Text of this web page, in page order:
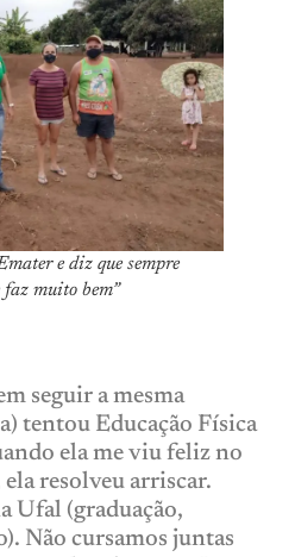
e diz que sempre
faz muito bem”
seguir a mesma
tentou Educação Física
ela me viu feliz no
resolveu arriscar.
Ufal (graduação,
Não cursamos juntas